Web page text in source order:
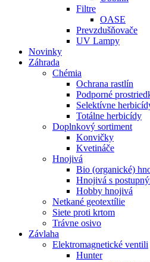
Filtre
OASE
Prevzdušňovače
UV Lampy
Novinky
Záhrada
Chémia
Ochrana rastlín
Podporné
Selektívne
Totálne herbicídy
Doplnkový sortiment
Konvičky
Kvetináče
Hnojivá
Bio (organické)
Hnojivá s
Hobby hnojivá
Netkané geotextílie
Siete proti krtom
Trávne osivo
Závlaha
Elektromagnetické ventili
Hunter